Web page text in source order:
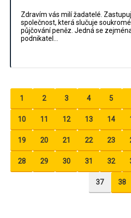
Zdravím vás milí žadatelé.
společnost, která slučuje
půjčování peněz. Jedná se
podnikatel…
1 2 3 4 5
10 11 12 13 14
19 20 21 22 23
28 29 30 31 32
37 38